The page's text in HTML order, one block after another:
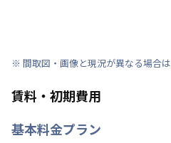
※ 間取図・画像と現況が異なる場合は
賃料・初期費用
基本料金プラン